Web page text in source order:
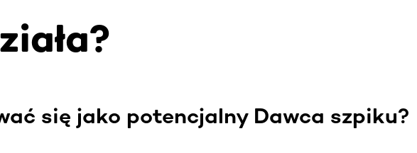
się jako potencjalny Dawca szpiku?